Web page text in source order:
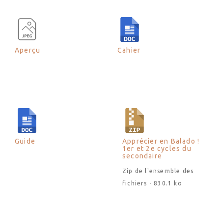
Aperçu Cahier
Guide
Apprécier en Balado !
1er et 2e cycles du
secondaire
Zip de l'ensemble des
fichiers - 830.1 ko